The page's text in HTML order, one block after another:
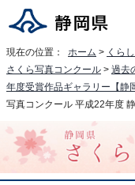
現在の位置： ホーム > くら
さくら写真コンクール > 過去
年度受賞作品ギャラリー【静
写真コンクール 平成22年度